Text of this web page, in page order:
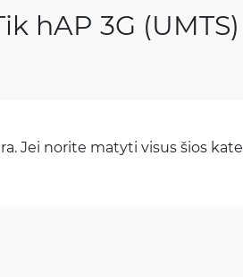
hAP 3G (UMTS)
Jei norite matyti visus šios